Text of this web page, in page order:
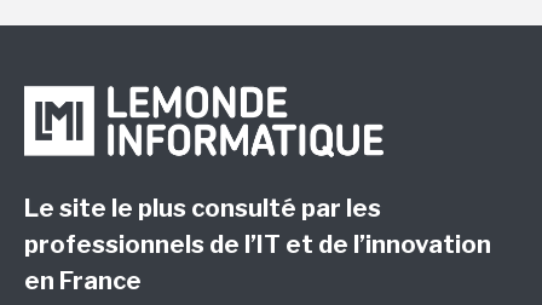
Le site le plus consulté par les
professionnels de l’IT et de l’innovation
en France